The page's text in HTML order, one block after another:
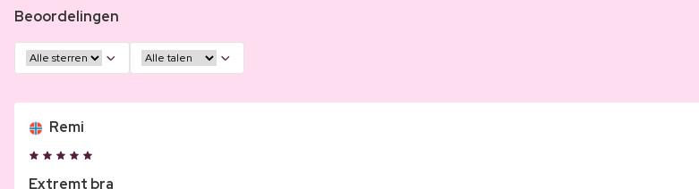
Beoordelingen
Remi
Extremt bra